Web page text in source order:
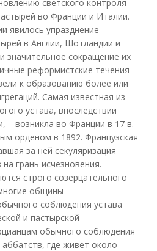
светского контроля
во Франции и Италии.
явилось упразднение
в Англии, Шотландии и
значительное сокращение их
реформистские течения
к образованию более или
Самая известная из
устава, впоследствии
– возникла во Франции в 17 в.
орденом в 1892. Французская
за ней секуляризация
грань исчезновения.
строго созерцательного
общины
соблюдения устава
и пастырской
обычного соблюдения
где живет около